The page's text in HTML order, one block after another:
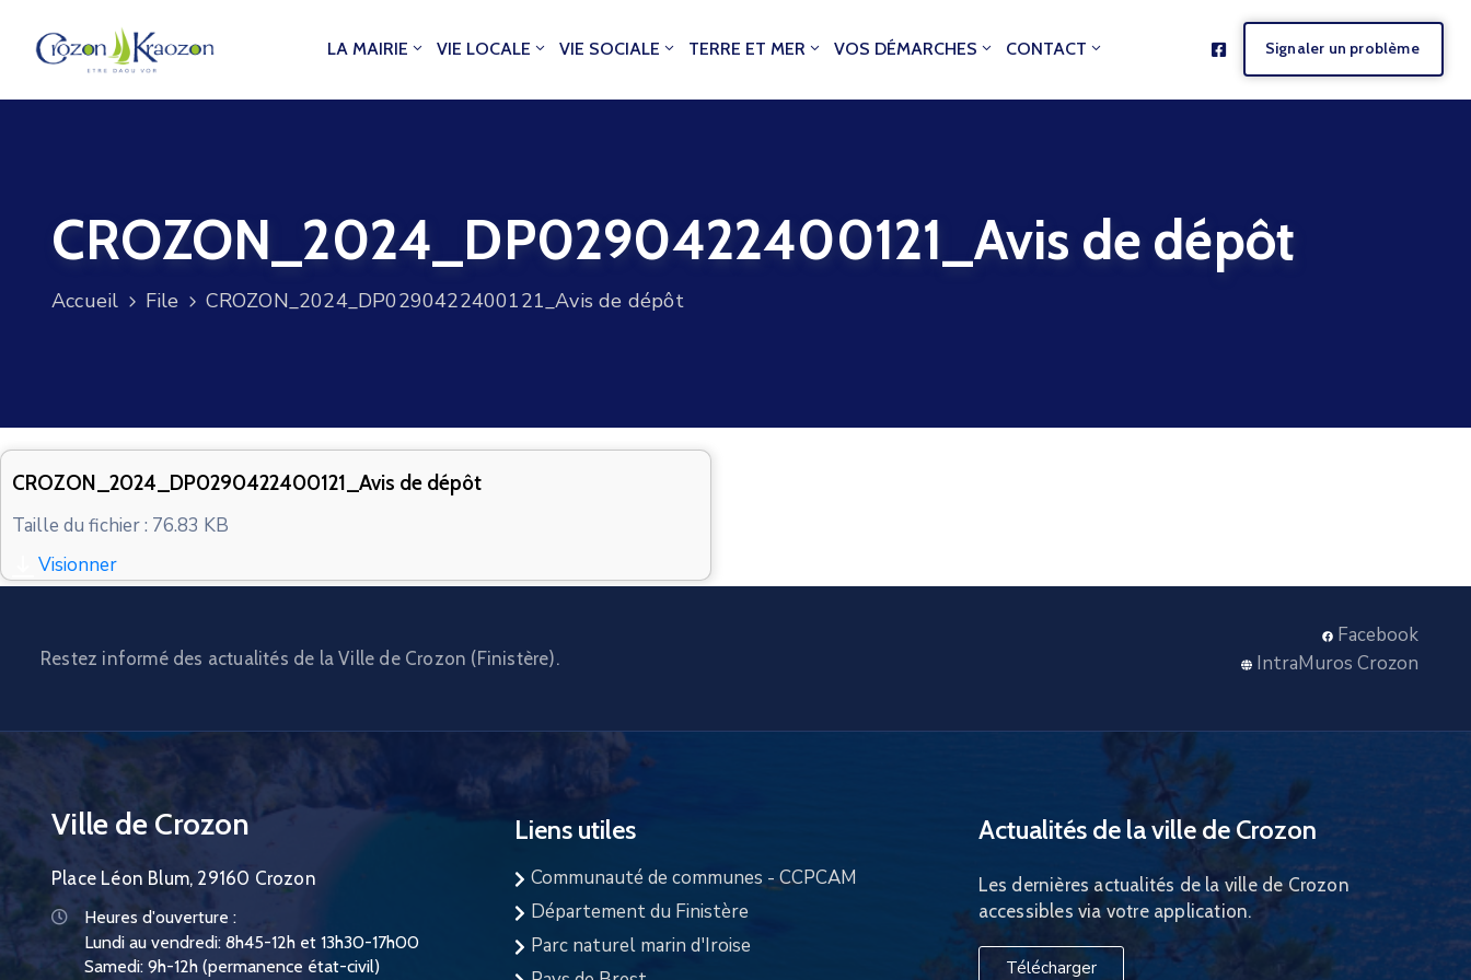
LA MAIRIE VIE LOCALE VIE SOCIALE TERRE ET MER VOS DÉMARCHES CONTACT Signaler un problème
CROZON_2024_DP0290422400121_Avis de dépôt
Accueil File CROZON_2024_DP0290422400121_Avis de dépôt
CROZON_2024_DP0290422400121_Avis de dépôt
Taille du fichier : 76.83 KB
Visionner
Restez informé des actualités de la Ville de Crozon (Finistère).
Facebook
IntraMuros Crozon
Ville de Crozon
Place Léon Blum, 29160 Crozon
Heures d'ouverture :
Lundi au vendredi: 8h45-12h et 13h30-17h00
Samedi: 9h-12h (permanence état-civil)
Liens utiles
Communauté de communes - CCPCAM
Département du Finistère
Parc naturel marin d'Iroise
Actualités de la ville de Crozon
Les dernières actualités de la ville de Crozon
accessibles via votre application.
Télécharger